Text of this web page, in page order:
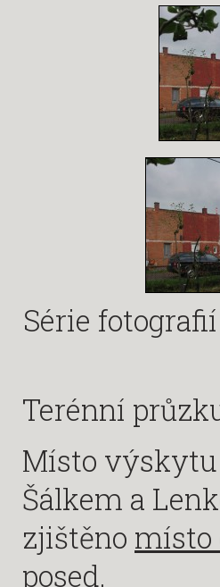
Série
Terénní
Místo výskytu
Šálkem a
zjištěno místo
posed.